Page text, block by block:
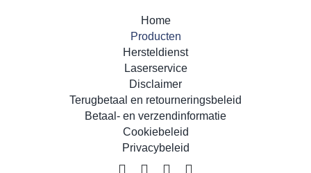
Home
Producten
Hersteldienst
Laserservice
Disclaimer
Terugbetaal en retourneringsbeleid
Betaal- en verzendinformatie
Cookiebeleid
Privacybeleid